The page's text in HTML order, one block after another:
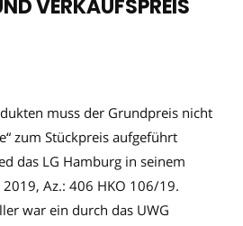
VERKAUFSPREIS
muss der Grundpreis nicht
zum Stückpreis aufgeführt
das LG Hamburg in seinem
Az.: 406 HKO 106/19.
war ein durch das UWG